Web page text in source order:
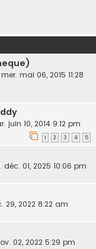
mer. mai 06, 2015 11:28
juin 10, 2014 9:12 pm
1 2 3 4 5
déc. 01, 2025 10:06 pm
29, 2022 8:22 am
02, 2022 5:29 pm